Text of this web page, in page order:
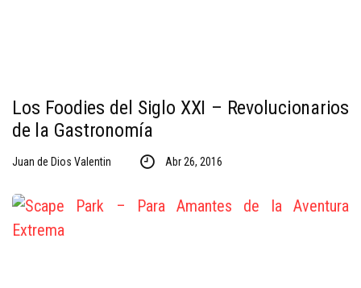
Los Foodies del Siglo XXI – Revolucionarios
de la Gastronomía
Juan de Dios Valentin Abr 26, 2016